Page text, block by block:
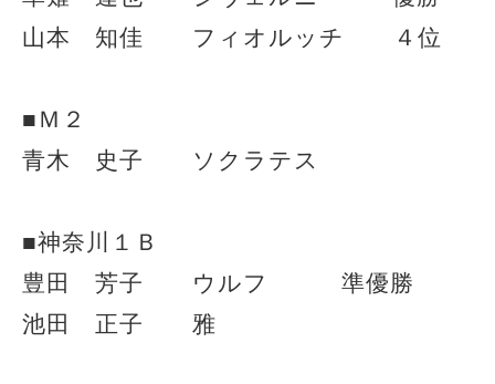
山本 知佳 フィオルッチ ４位
■Ｍ２
青木 史子 ソクラテス
■神奈川１Ｂ
豊田 芳子 ウルフ 準優勝
池田 正子 雅